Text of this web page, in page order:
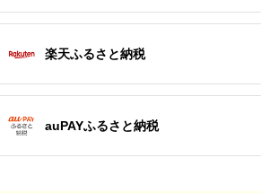
楽天ふるさと納税
auPAYふるさと納税